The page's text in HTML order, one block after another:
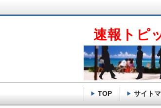
速報トピ
TOP サイト